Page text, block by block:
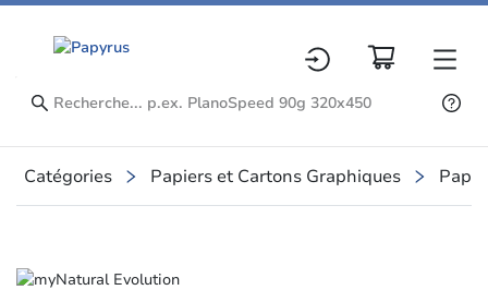
Catégories Papiers et Cartons Graphiques
Slide 1 of 4